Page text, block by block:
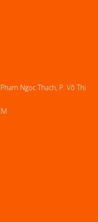
Ngọc Thạch, P. Võ Thị